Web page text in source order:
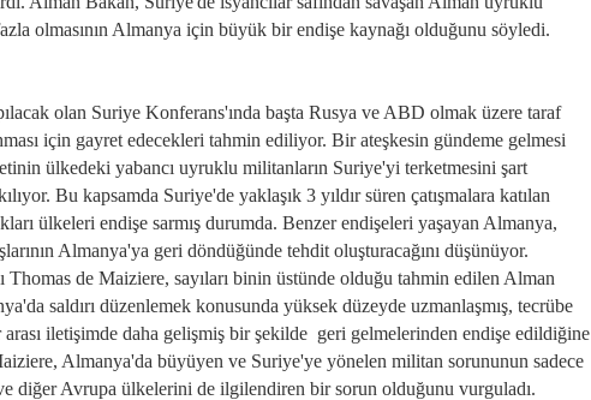
olmasının Almanya için büyük bir endişe kaynağı olduğunu söyledi.
olan Suriye Konferans'ında başta Rusya ve ABD olmak üzere taraf
için gayret edecekleri tahmin ediliyor. Bir ateşkesin gündeme gelmesi
ülkedeki yabancı uyruklu militanların Suriye'yi terketmesini şart
Bu kapsamda Suriye'de yaklaşık 3 yıldır süren çatışmalara katılan
ülkeleri endişe sarmış durumda. Benzer endişeleri yaşayan Almanya,
Almanya'ya geri döndüğünde tehdit oluşturacağını düşünüyor.
Thomas de Maiziere, sayıları binin üstünde olduğu tahmin edilen Alman
saldırı düzenlemek konusunda yüksek düzeyde uzmanlaşmış, tecrübe
arası iletişimde daha gelişmiş bir şekilde geri gelmelerinden endişe edildiğine
Almanya'da büyüyen ve Suriye'ye yönelen militan sorununun sadece
diğer Avrupa ülkelerini de ilgilendiren bir sorun olduğunu vurguladı.